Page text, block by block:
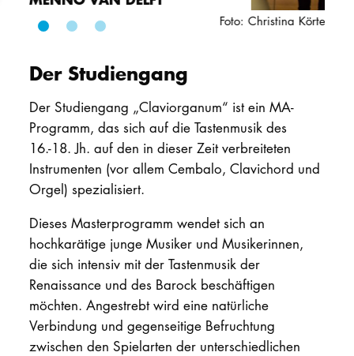
Foto: Christina Körte
Der Studiengang
Der Studiengang „Claviorganum“ ist ein MA-
Programm, das sich auf die Tastenmusik des
16.-18. Jh. auf den in dieser Zeit verbreiteten
Instrumenten (vor allem Cembalo, Clavichord und
Orgel) spezialisiert.
Dieses Masterprogramm wendet sich an
hochkarätige junge Musiker und Musikerinnen,
die sich intensiv mit der Tastenmusik der
Renaissance und des Barock beschäftigen
möchten. Angestrebt wird eine natürliche
Verbindung und gegenseitige Befruchtung
zwischen den Spielarten der unterschiedlichen
myCampus
Online-